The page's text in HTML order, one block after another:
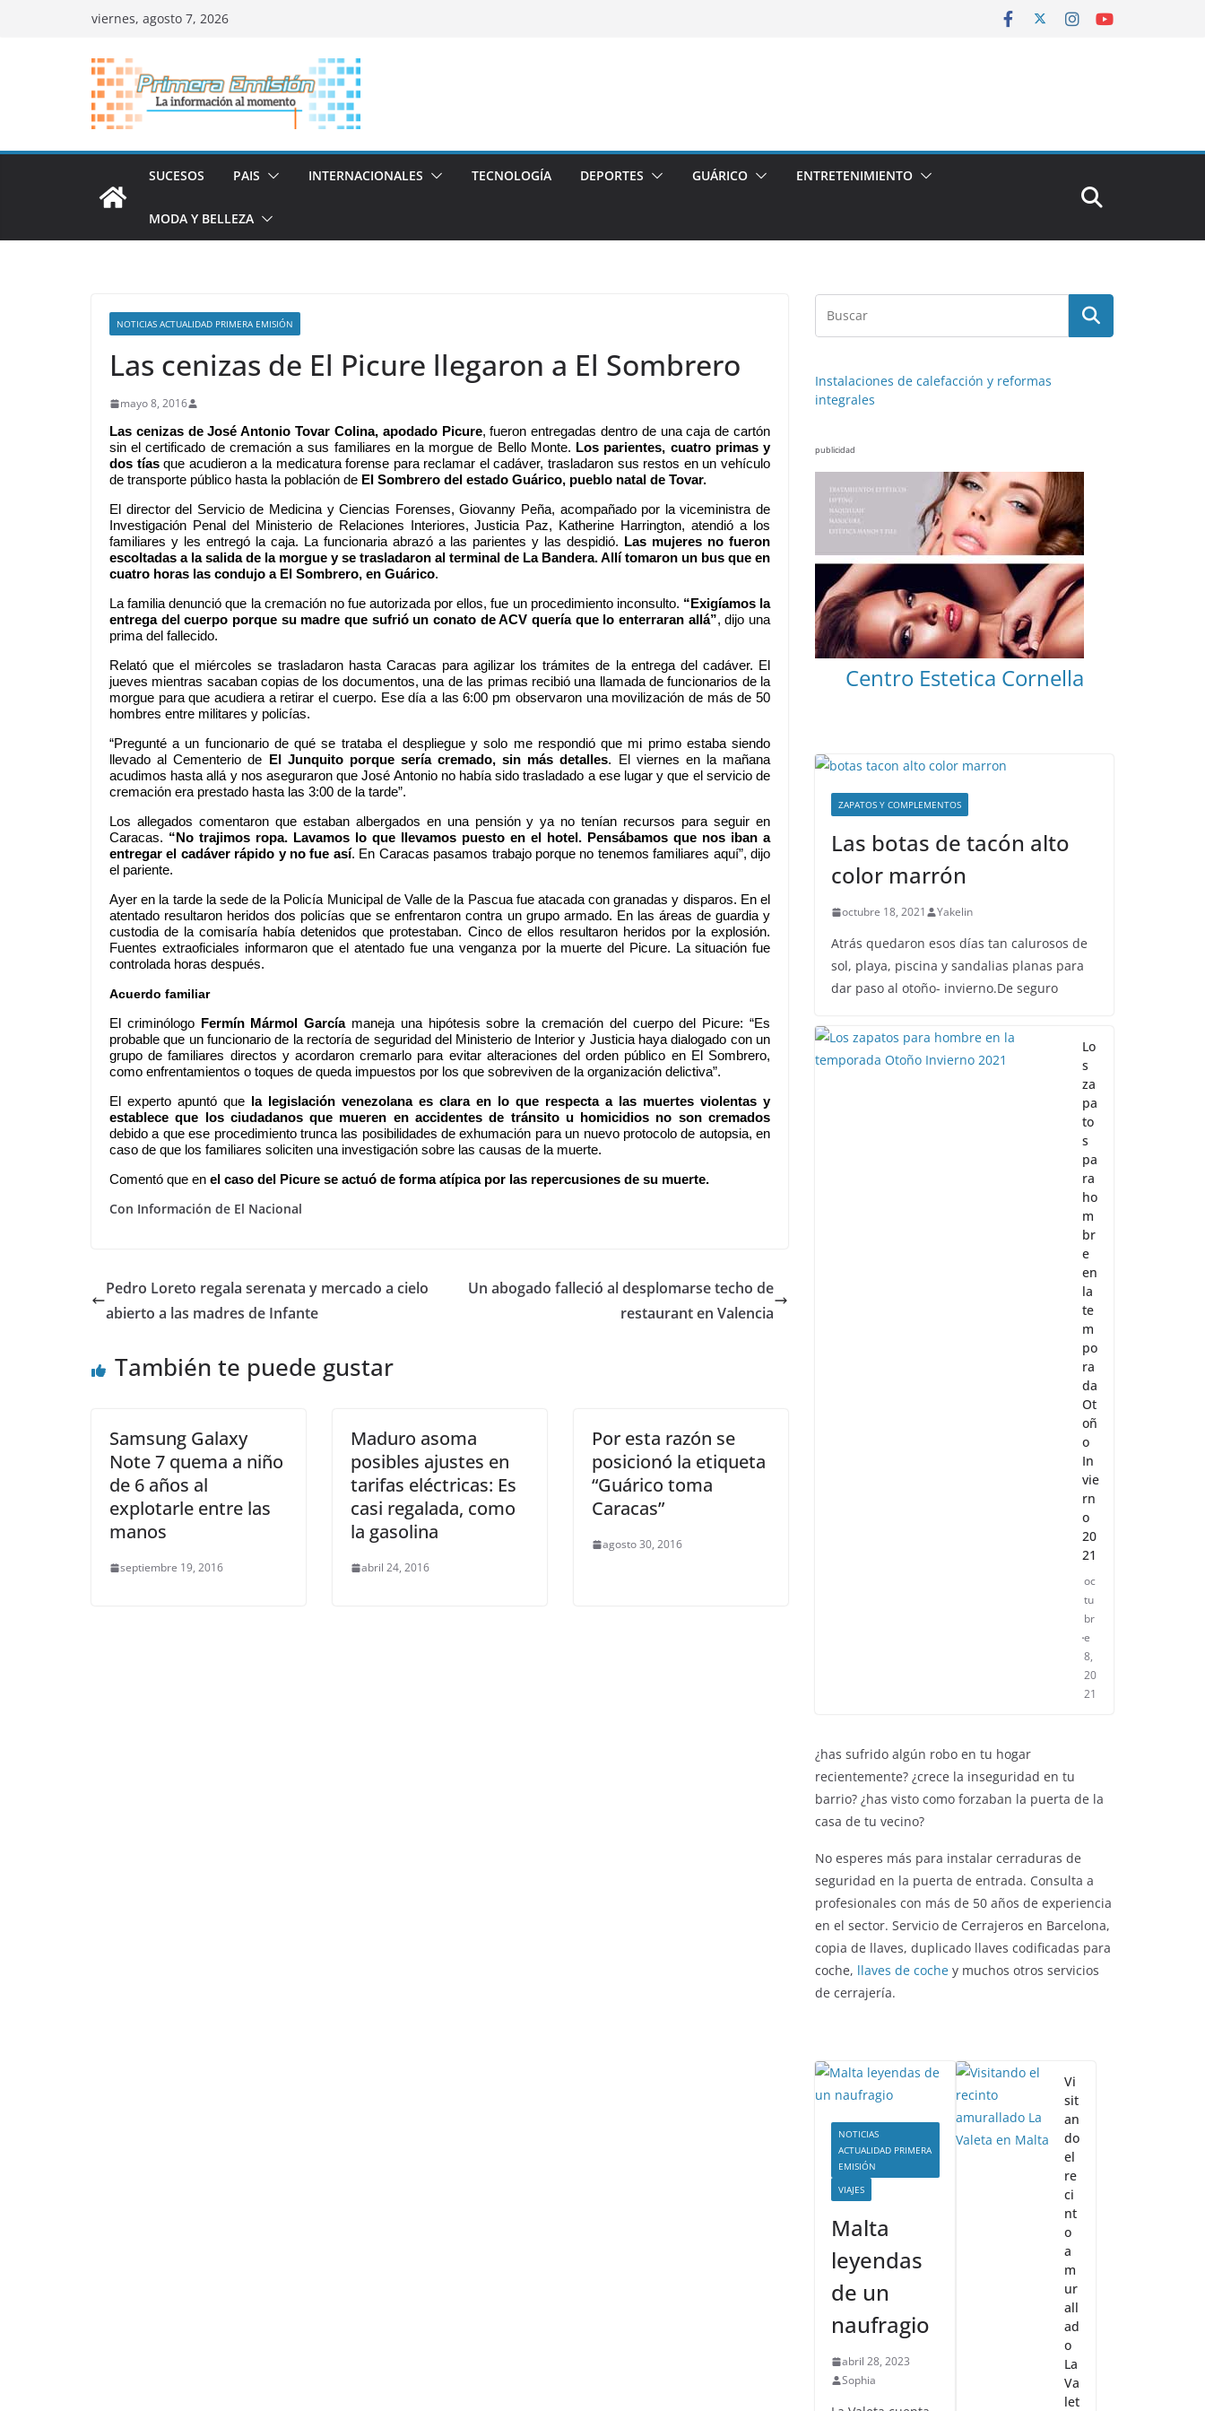
viernes, agosto 7, 2026
SUCESOS PAIS INTERNACIONALES TECNOLOGÍA DEPORTES GUÁRICO ENTRETENIMIENTO
MODA Y BELLEZA
NOTICIAS ACTUALIDAD PRIMERA EMISIÓN
Las cenizas de El Picure llegaron a El Sombrero
mayo 8, 2016
Las cenizas de José Antonio Tovar Colina, apodado Picure, fueron entregadas dentro de una caja de cartón
sin el certificado de cremación a sus familiares en la morgue de Bello Monte. Los parientes, cuatro primas y
dos tíasque acudieron a la medicatura forense para reclamar el cadáver, trasladaron sus restos en un vehículo
de transporte público hasta la población de El Sombrero del estado Guárico, pueblo natal de Tovar.
El director del Servicio de Medicina y Ciencias Forenses, Giovanny Peña, acompañado por la viceministra de
Investigación Penal del Ministerio de Relaciones Interiores, Justicia Paz, Katherine Harrington, atendió a los
familiares y les entregó la caja. La funcionaria abrazó a las parientes y las despidió. Las mujeres no fueron
escoltadas a la salida de la morgue y se trasladaron al terminal de La Bandera. Allí tomaron un bus que en
cuatro horas las condujo a El Sombrero, en Guárico.
La familia denunció que la cremación no fue autorizada por ellos, fue un procedimiento inconsulto. “Exigíamos la
entrega del cuerpo porque su madre que sufrió un conato de ACV quería que lo enterraran allá”, dijo una
prima del fallecido.
Relató que el miércoles se trasladaron hasta Caracas para agilizar los trámites de la entrega del cadáver. El
jueves mientras sacaban copias de los documentos, una de las primas recibió una llamada de funcionarios de la
morgue para que acudiera a retirar el cuerpo. Ese día a las 6:00 pm observaron una movilización de más de 50
hombres entre militares y policías.
“Pregunté a un funcionario de qué se trataba el despliegue y solo me respondió que mi primo estaba siendo
llevado al Cementerio de El Junquito porque sería cremado, sin más detalles. El viernes en la mañana
acudimos hasta allá y nos aseguraron que José Antonio no había sido trasladado a ese lugar y que el servicio de
cremación era prestado hasta las 3:00 de la tarde”.
Los allegados comentaron que estaban albergados en una pensión y ya no tenían recursos para seguir en
Caracas. “No trajimos ropa. Lavamos lo que llevamos puesto en el hotel. Pensábamos que nos iban a
entregar el cadáver rápido y no fue así. En Caracas pasamos trabajo porque no tenemos familiares aquí”, dijo
el pariente.
Ayer en la tarde la sede de la Policía Municipal de Valle de la Pascua fue atacada con granadas y disparos. En el
atentado resultaron heridos dos policías que se enfrentaron contra un grupo armado. En las áreas de guardia y
custodia de la comisaría había detenidos que protestaban. Cinco de ellos resultaron heridos por la explosión.
Fuentes extraoficiales informaron que el atentado fue una venganza por la muerte del Picure. La situación fue
controlada horas después.
Acuerdo familiar
El criminólogo Fermín Mármol Garcíamaneja una hipótesis sobre la cremación del cuerpo del Picure: “Es
probable que un funcionario de la rectoría de seguridad del Ministerio de Interior y Justicia haya dialogado con un
grupo de familiares directos y acordaron cremarlo para evitar alteraciones del orden público en El Sombrero,
como enfrentamientos o toques de queda impuestos por los que sobreviven de la organización delictiva”.
El experto apuntó que la legislación venezolana es clara en lo que respecta a las muertes violentas y
establece que los ciudadanos que mueren en accidentes de tránsito u homicidios no son cremados
debido a que ese procedimiento trunca las posibilidades de exhumación para un nuevo protocolo de autopsia, en
caso de que los familiares soliciten una investigación sobre las causas de la muerte.
Comentó que en el caso del Picure se actuó de forma atípica por las repercusiones de su muerte.
Con Información de El Nacional
Pedro Loreto regala serenata y mercado a cielo
abierto a las madres de Infante
Un abogado falleció al desplomarse techo de
restaurant en Valencia
También te puede gustar
Samsung Galaxy
Note 7 quema a niño
de 6 años al
explotarle entre las
manos
septiembre 19, 2016
Maduro asoma
posibles ajustes en
tarifas eléctricas: Es
casi regalada, como
la gasolina
abril 24, 2016
Por esta razón se
posicionó la etiqueta
“Guárico toma
Caracas”
agosto 30, 2016
Instalaciones de calefacción y reformas
integrales
publicidad
Centro Estetica Cornella
ZAPATOS Y COMPLEMENTOS
Las botas de tacón alto
color marrón
octubre 18, 2021 Yakelin
Atrás quedaron esos días tan calurosos de
sol, playa, piscina y sandalias planas para
dar paso al otoño- invierno.De seguro
Lo
s
za
pa
to
s
pa
ra
ho
m
br
e
en
la
te
m
po
ra
da
Ot
oñ
o
In
vie
rn
o
20
21
oc
tu
br
e
8,
20
21
¿has sufrido algún robo en tu hogar
recientemente? ¿crece la inseguridad en tu
barrio? ¿has visto como forzaban la puerta de la
casa de tu vecino?
No esperes más para instalar cerraduras de
seguridad en la puerta de entrada. Consulta a
profesionales con más de 50 años de experiencia
en el sector. Servicio de Cerrajeros en Barcelona,
copia de llaves, duplicado llaves codificadas para
coche, llaves de coche y muchos otros servicios
de cerrajería.
NOTICIAS
ACTUALIDAD PRIMERA
EMISIÓN
VIAJES
Malta
leyendas
de un
naufragio
abril 28, 2023
Sophia
Vi
sit
an
do
el
re
ci
nt
o
a
m
ur
all
ad
o
La
Va
let